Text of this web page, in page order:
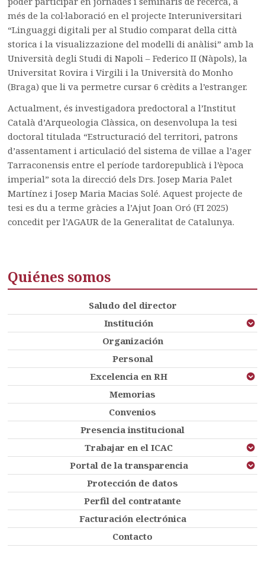
més de la col·laboració en el projecte Interuniversitari
“Linguaggi digitali per al Studio comparat della città
storica i la visualizzazione del modelli di anàlisi” amb la
Università degli Studi di Napoli – Federico II (Nàpols), la
Universitat Rovira i Virgili i la Università do Monho
(Braga) que li va permetre cursar 6 crèdits a l’estranger.
Actualment, és investigadora predoctoral a l’Institut
Català d’Arqueologia Clàssica, on desenvolupa la tesi
doctoral titulada “Estructuració del territori, patrons
d’assentament i articulació del sistema de villae a l’ager
Tarraconensis entre el període tardorepublicà i l’època
imperial” sota la direcció dels Drs. Josep Maria Palet
Martínez i Josep Maria Macias Solé. Aquest projecte de
tesi es du a terme gràcies a l’Ajut Joan Oró (FI 2025)
concedit per l’AGAUR de la Generalitat de Catalunya.
Quiénes somos
Saludo del director
Institución
Organización
Personal
Excelencia en RH
Memorias
Convenios
Presencia institucional
Trabajar en el ICAC
Portal de la transparencia
Protección de datos
Perfil del contratante
Facturación electrónica
Contacto